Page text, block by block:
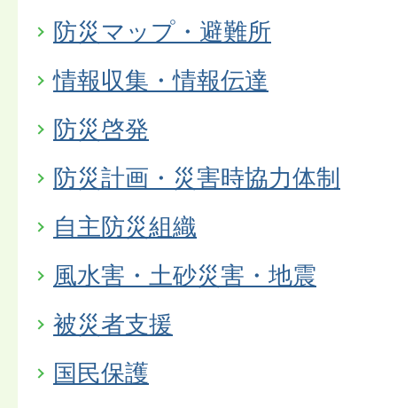
防災マップ・避難所
情報収集・情報伝達
防災啓発
防災計画・災害時協力体制
自主防災組織
風水害・土砂災害・地震
被災者支援
国民保護